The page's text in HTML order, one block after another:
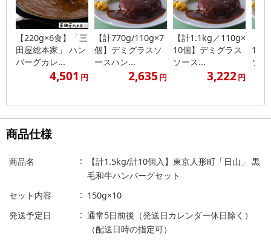
【220g×6食】「三
田屋総本家」 ハン
バーグカレ...
4,501 円
【計770g/110g×7
個】デミグラスソ
ースハン...
2,635 円
【計1.1kg／110g×
10個】デミグラス
ソース...
3,222円
14
ソ
商品仕様
商品名
【計1.5kg/計10個入】東京人形町「日山」 黒
毛和牛ハンバーグセット
セット内容
150g×10
発送予定日
通常5日前後（発送日カレンダー休日除く）
（配送日時の指定可）